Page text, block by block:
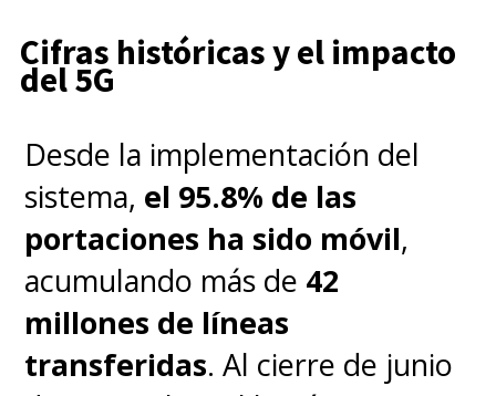
Cifras históricas y el impacto
del 5G
Desde la implementación del
sistema, el 95.8% de las
portaciones ha sido móvil,
acumulando más de 42
millones de líneas
transferidas. Al cierre de junio